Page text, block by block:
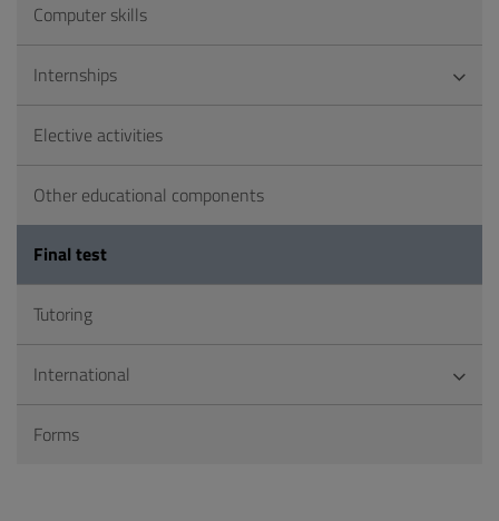
Computer skills
Internships
Elective activities
Other educational components
Final test
Tutoring
International
Forms